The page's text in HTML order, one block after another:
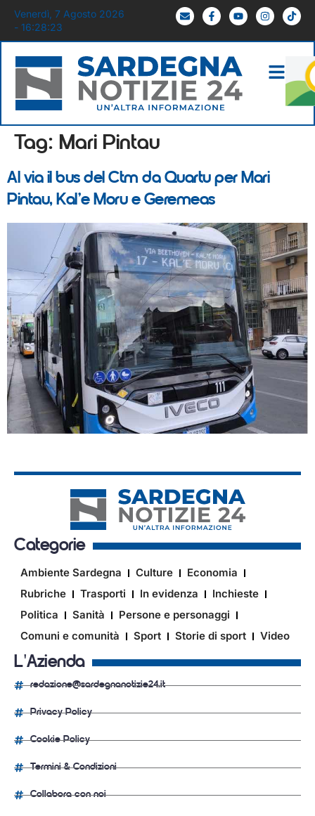
Venerdì, 7 Agosto 2026
- 16:28:23
Tag: Mari Pintau
Al via il bus del Ctm da Quartu per Mari
Pintau, Kal’e Moru e Geremeas
Categorie
Ambiente Sardegna Culture
Economia
Rubriche
Trasporti In evidenza
Inchieste
Politica
Sanità
Persone e personaggi
Comuni e comunità
Sport Storie di sport Video
L'Azienda
redazione@sardegnanotizie24.it
Privacy Policy
Cookie Policy
Termini & Condizioni
Collabora con noi